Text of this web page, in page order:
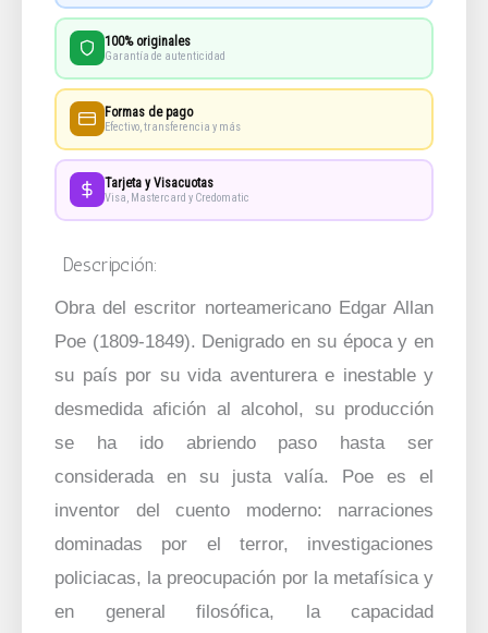
Y
Otros
Relatos
cantidad
100% originales
Garantía de autenticidad
Formas de pago
Efectivo, transferencia y más
Tarjeta y Visacuotas
Visa, Mastercard y Credomatic
Descripción:
Obra del escritor norteamericano Edgar Allan
Poe (1809-1849). Denigrado en su época y en
su país por su vida aventurera e inestable y
desmedida afición al alcohol, su producción
se ha ido abriendo paso hasta ser
considerada en su justa valía. Poe es el
inventor del cuento moderno: narraciones
dominadas por el terror, investigaciones
policiacas, la preocupación por la metafísica y
en general filosófica, la capacidad